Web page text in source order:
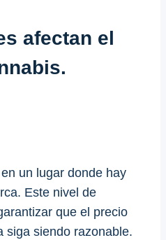
afectan el
un lugar donde hay
Este nivel de
que el precio
siga siendo razonable.